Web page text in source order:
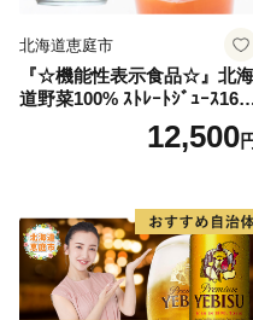
北海道恵庭市
『☆機能性表示食品☆』北海
道野菜100% ｽﾄﾚｰﾄｼﾞｭｰｽ160
g×20缶入【06001002】
12,500